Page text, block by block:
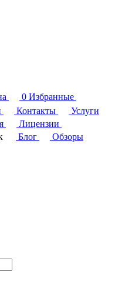
0 Избранные
Контакты
Услуги
Лицензии
Блог
Обзоры